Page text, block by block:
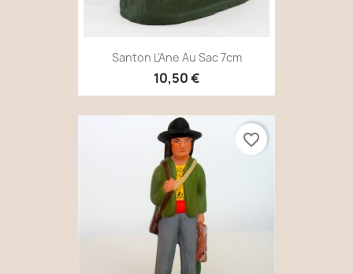
Santon L'Ane Au Sac 7cm
10,50 €
favorite_border